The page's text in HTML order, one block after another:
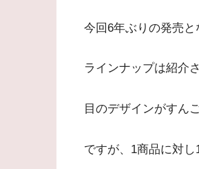
今回6年ぶりの発売と
ラインナップは紹介
目のデザインがすん
ですが、1商品に対